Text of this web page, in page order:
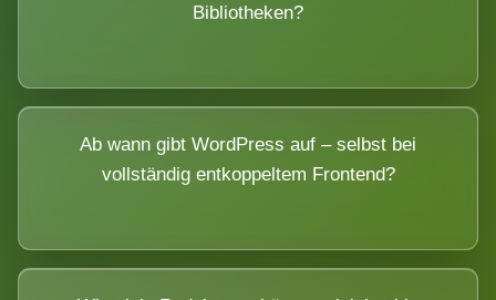
Bibliotheken?
Ab wann gibt WordPress auf – selbst bei
vollständig entkoppeltem Frontend?